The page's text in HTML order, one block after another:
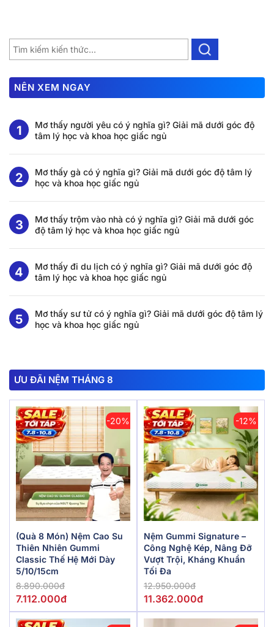
NÊN XEM NGAY
Mơ thấy người yêu có ý nghĩa gì? Giải mã dưới góc độ
tâm lý học và khoa học giấc ngủ
Mơ thấy gà có ý nghĩa gì? Giải mã dưới góc độ tâm lý
học và khoa học giấc ngủ
Mơ thấy trộm vào nhà có ý nghĩa gì? Giải mã dưới góc
độ tâm lý học và khoa học giấc ngủ
Mơ thấy đi du lịch có ý nghĩa gì? Giải mã dưới góc độ
tâm lý học và khoa học giấc ngủ
Mơ thấy sư tử có ý nghĩa gì? Giải mã dưới góc độ tâm lý
học và khoa học giấc ngủ
ƯU ĐÃI NỆM THÁNG 8
-20%
(Quà 8 Món) Nệm Cao Su
Thiên Nhiên Gummi
Classic Thế Hệ Mới Dày
5/10/15cm
8.890.000đ
7.112.000đ
-12%
Nệm Gummi Signature –
Công Nghệ Kép, Nâng Đỡ
Vượt Trội, Kháng Khuẩn
Tối Đa
12.950.000đ
11.362.000đ